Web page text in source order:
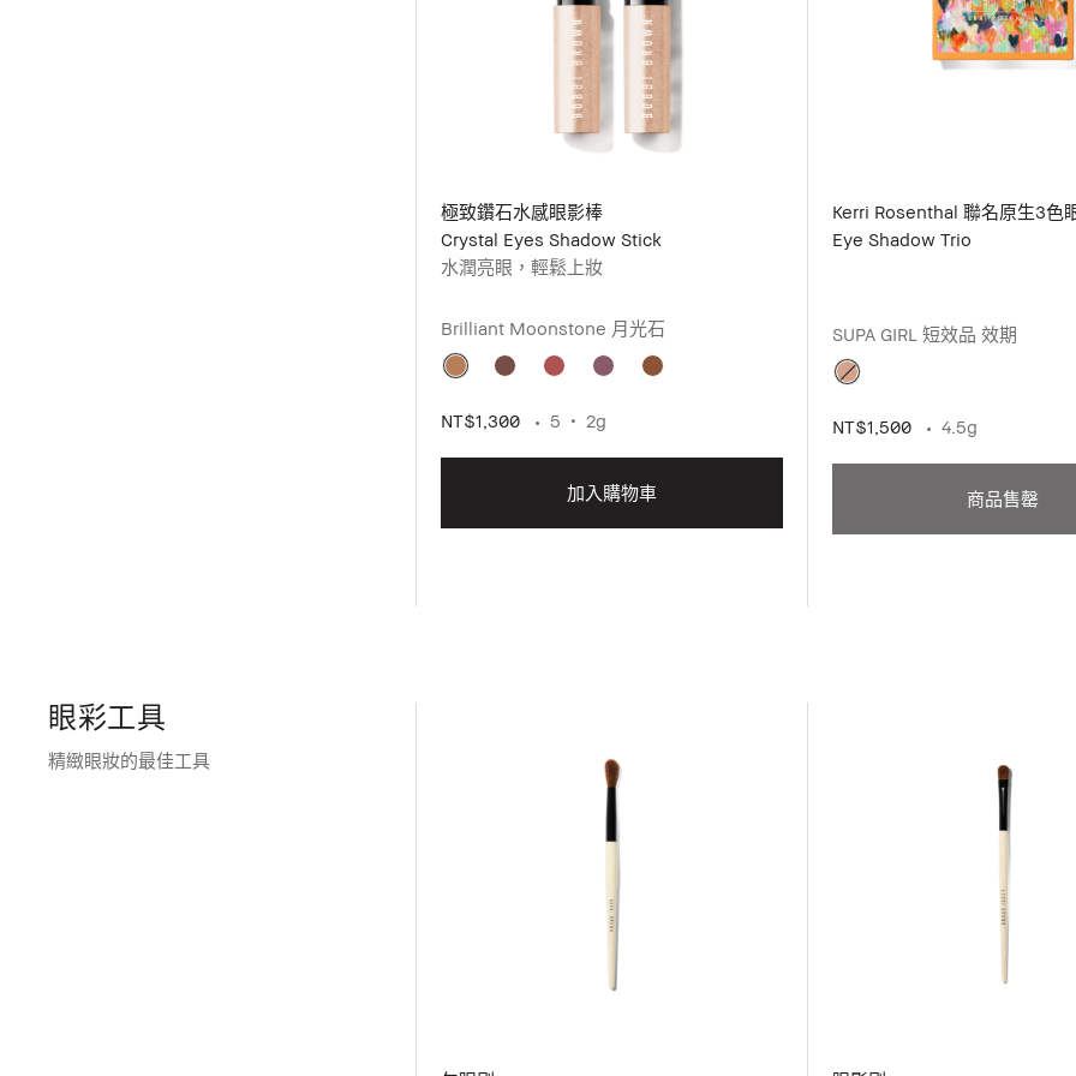
極致鑽石水感眼影棒
Crystal Eyes Shadow Stick
水潤亮眼，輕鬆上妝
Brilliant Moonstone 月光石
NT$1,300 5 2g
加入購物車
Kerri Rosenthal 聯名原生3色
Eye Shadow Trio
SUPA GIRL 短效品 效期
NT$1,500 4.5g
商品售罄
眼彩工具
精緻眼妝的最佳工具